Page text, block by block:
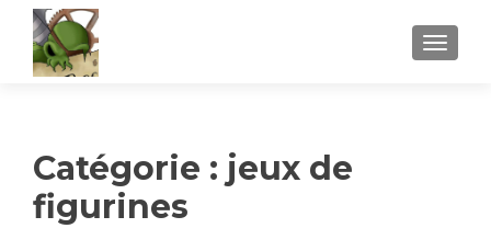
Catégorie : jeux de
figurines